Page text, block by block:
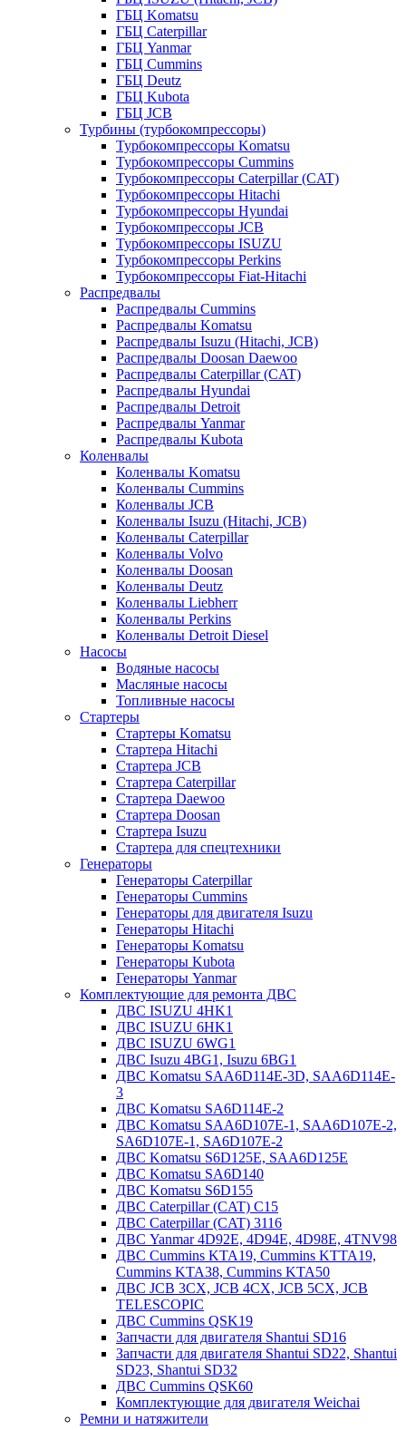
ГБЦ Komatsu
ГБЦ Caterpillar
ГБЦ Yanmar
ГБЦ Cummins
ГБЦ Deutz
ГБЦ Kubota
ГБЦ JCB
Турбины (турбокомпрессоры)
Турбокомпрессоры Komatsu
Турбокомпрессоры Cummins
Турбокомпрессоры Caterpillar (CAT)
Турбокомпрессоры Hitachi
Турбокомпрессоры Hyundai
Турбокомпрессоры JCB
Турбокомпрессоры ISUZU
Турбокомпрессоры Perkins
Турбокомпрессоры Fiat-Hitachi
Распредвалы
Распредвалы Cummins
Распредвалы Komatsu
Распредвалы Isuzu (Hitachi, JCB)
Распредвалы Doosan Daewoo
Распредвалы Caterpillar (CAT)
Распредвалы Hyundai
Распредвалы Detroit
Распредвалы Yanmar
Распредвалы Kubota
Коленвалы
Коленвалы Komatsu
Коленвалы Cummins
Коленвалы JCB
Коленвалы Isuzu (Hitachi, JCB)
Коленвалы Caterpillar
Коленвалы Volvo
Коленвалы Doosan
Коленвалы Deutz
Коленвалы Liebherr
Коленвалы Perkins
Коленвалы Detroit Diesel
Насосы
Водяные насосы
Масляные насосы
Топливные насосы
Стартеры
Стартеры Komatsu
Стартера Hitachi
Стартера JCB
Стартера Caterpillar
Стартера Daewoo
Стартера Doosan
Стартера Isuzu
Стартера для спецтехники
Генераторы
Генераторы Caterpillar
Генераторы Cummins
Генераторы для двигателя Isuzu
Генераторы Hitachi
Генераторы Komatsu
Генераторы Kubota
Генераторы Yanmar
Комплектующие для ремонта ДВС
ДВС ISUZU 4HK1
ДВС ISUZU 6HK1
ДВС ISUZU 6WG1
ДВС Isuzu 4BG1, Isuzu 6BG1
ДВС Komatsu SAA6D114E-3D, SAA6D114E-
3
ДВС Komatsu SA6D114E-2
ДВС Komatsu SAA6D107E-1, SAA6D107E-2,
SA6D107E-1, SA6D107E-2
ДВС Komatsu S6D125E, SAA6D125E
ДВС Komatsu SA6D140
ДВС Komatsu S6D155
ДВС Caterpillar (CAT) C15
ДВС Caterpillar (CAT) 3116
ДВС Yanmar 4D92E, 4D94E, 4D98E, 4TNV98
ДВС Cummins KTA19, Cummins KTTA19,
Cummins KTA38, Cummins KTA50
ДВС JCB 3CX, JCB 4CX, JCB 5CX, JCB
TELESCOPIC
ДВС Cummins QSK19
Запчасти для двигателя Shantui SD16
Запчасти для двигателя Shantui SD22, Shantui
SD23, Shantui SD32
ДВС Cummins QSK60
Комплектующие для двигателя Weichai
Ремни и натяжители